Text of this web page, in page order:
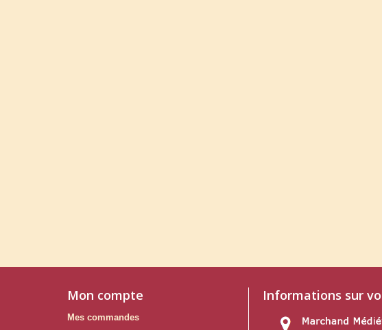
Mon compte
Mes commandes
Informations sur